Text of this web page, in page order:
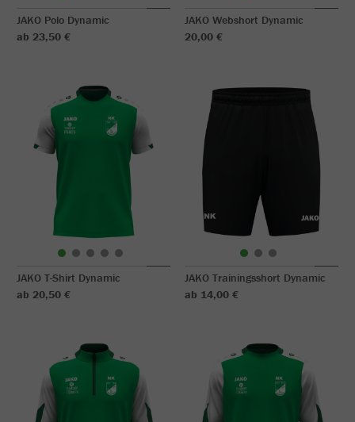
JAKO Polo Dynamic
ab 23,50 €
JAKO Webshort Dynamic
20,00 €
JAKO T-Shirt Dynamic
ab 20,50 €
JAKO Trainingsshort Dynamic
ab 14,00 €